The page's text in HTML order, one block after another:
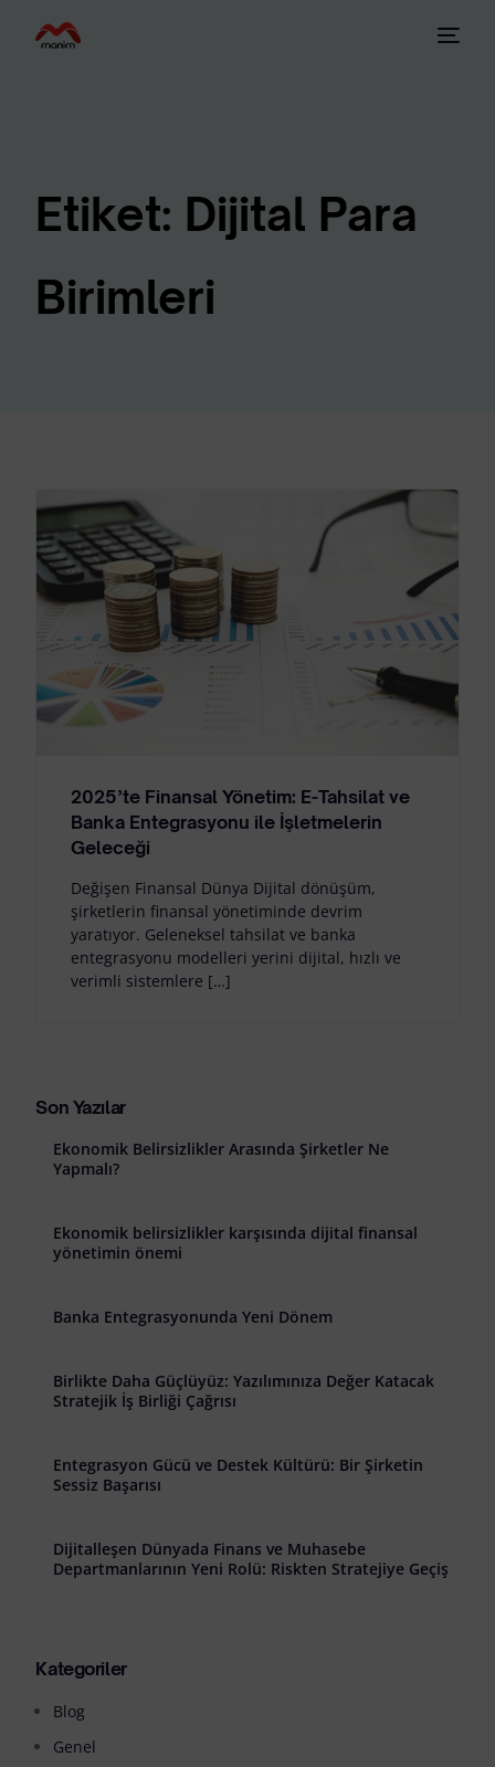
Etiket: Dijital Para
Birimleri
2025’te Finansal Yönetim: E-Tahsilat ve
Banka Entegrasyonu ile İşletmelerin
Geleceği
Değişen Finansal Dünya Dijital dönüşüm,
şirketlerin finansal yönetiminde devrim
yaratıyor. Geleneksel tahsilat ve banka
entegrasyonu modelleri yerini dijital, hızlı ve
verimli sistemlere […]
Son Yazılar
Ekonomik Belirsizlikler Arasında Şirketler Ne
Yapmalı?
Ekonomik belirsizlikler karşısında dijital finansal
yönetimin önemi
Banka Entegrasyonunda Yeni Dönem
Birlikte Daha Güçlüyüz: Yazılımınıza Değer Katacak
Stratejik İş Birliği Çağrısı
Entegrasyon Gücü ve Destek Kültürü: Bir Şirketin
Sessiz Başarısı
Dijitalleşen Dünyada Finans ve Muhasebe
Departmanlarının Yeni Rolü: Riskten Stratejiye Geçiş
Kategoriler
Blog
Genel